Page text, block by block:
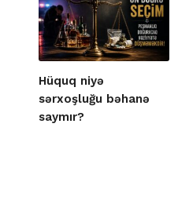
Hüquq niyə
sərxoşluğu bəhanə
saymır?